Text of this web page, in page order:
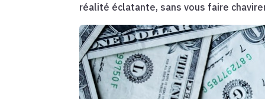
réalité éclatante, sans vous faire